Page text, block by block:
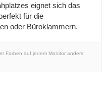
eignet sich das
für die
oder Büroklammern.
Farben auf jedem Monitor anders